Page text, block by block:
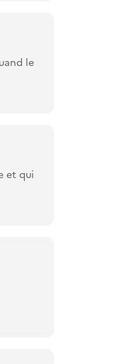
le
et qui